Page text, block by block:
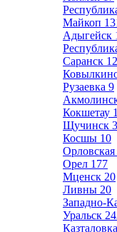
Майкоп
Адыгейск
Саранск
Рузаевка 9
Кокшетау
Щучинск
Косшы 10
Орловская
Орел 177
Мценск 20
Ливны 20
Западно-
Уральск
Казталовка